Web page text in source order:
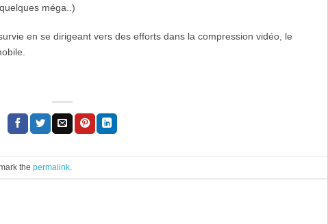
méga..)
en se dirigeant vers des efforts dans la compression vidéo, le
thepermalink